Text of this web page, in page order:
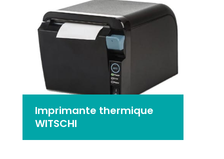
Imprimante thermique
WITSCHI